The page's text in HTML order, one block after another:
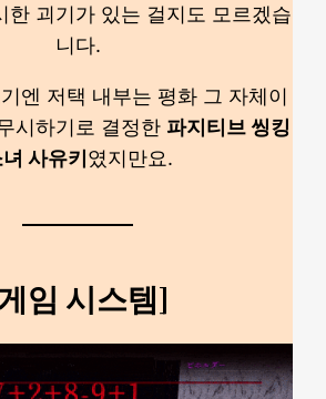
한 괴기가 있는 걸지도 모르겠습
니다.
엔 저택 내부는 평화 그 자체이
시하기로 결정한 파지티브 씽킹
사유키였지만요.
임 시스템]